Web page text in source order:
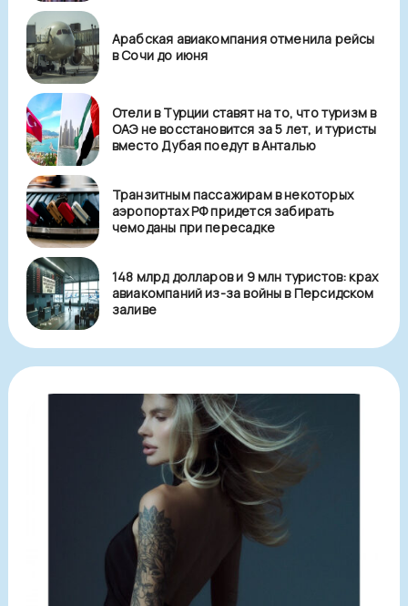
Арабская авиакомпания отменила рейсы
в Сочи до июня
Отели в Турции ставят на то, что туризм в
ОАЭ не восстановится за 5 лет, и туристы
вместо Дубая поедут в Анталью
Транзитным пассажирам в некоторых
аэропортах РФ придется забирать
чемоданы при пересадке
148 млрд долларов и 9 млн туристов: крах
авиакомпаний из-за войны в Персидском
заливе